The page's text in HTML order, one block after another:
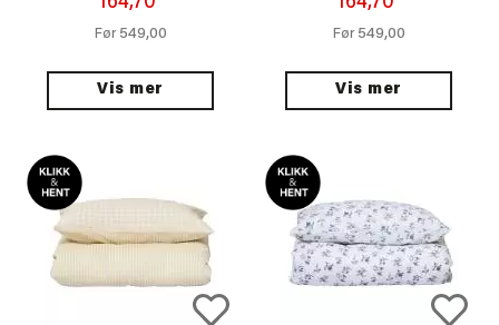
Før 549,00
Vis mer
Før 549,00
Vis mer